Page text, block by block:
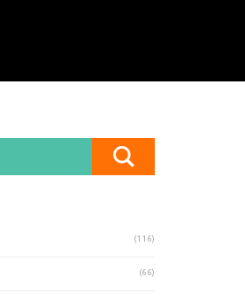
(116)
(66)